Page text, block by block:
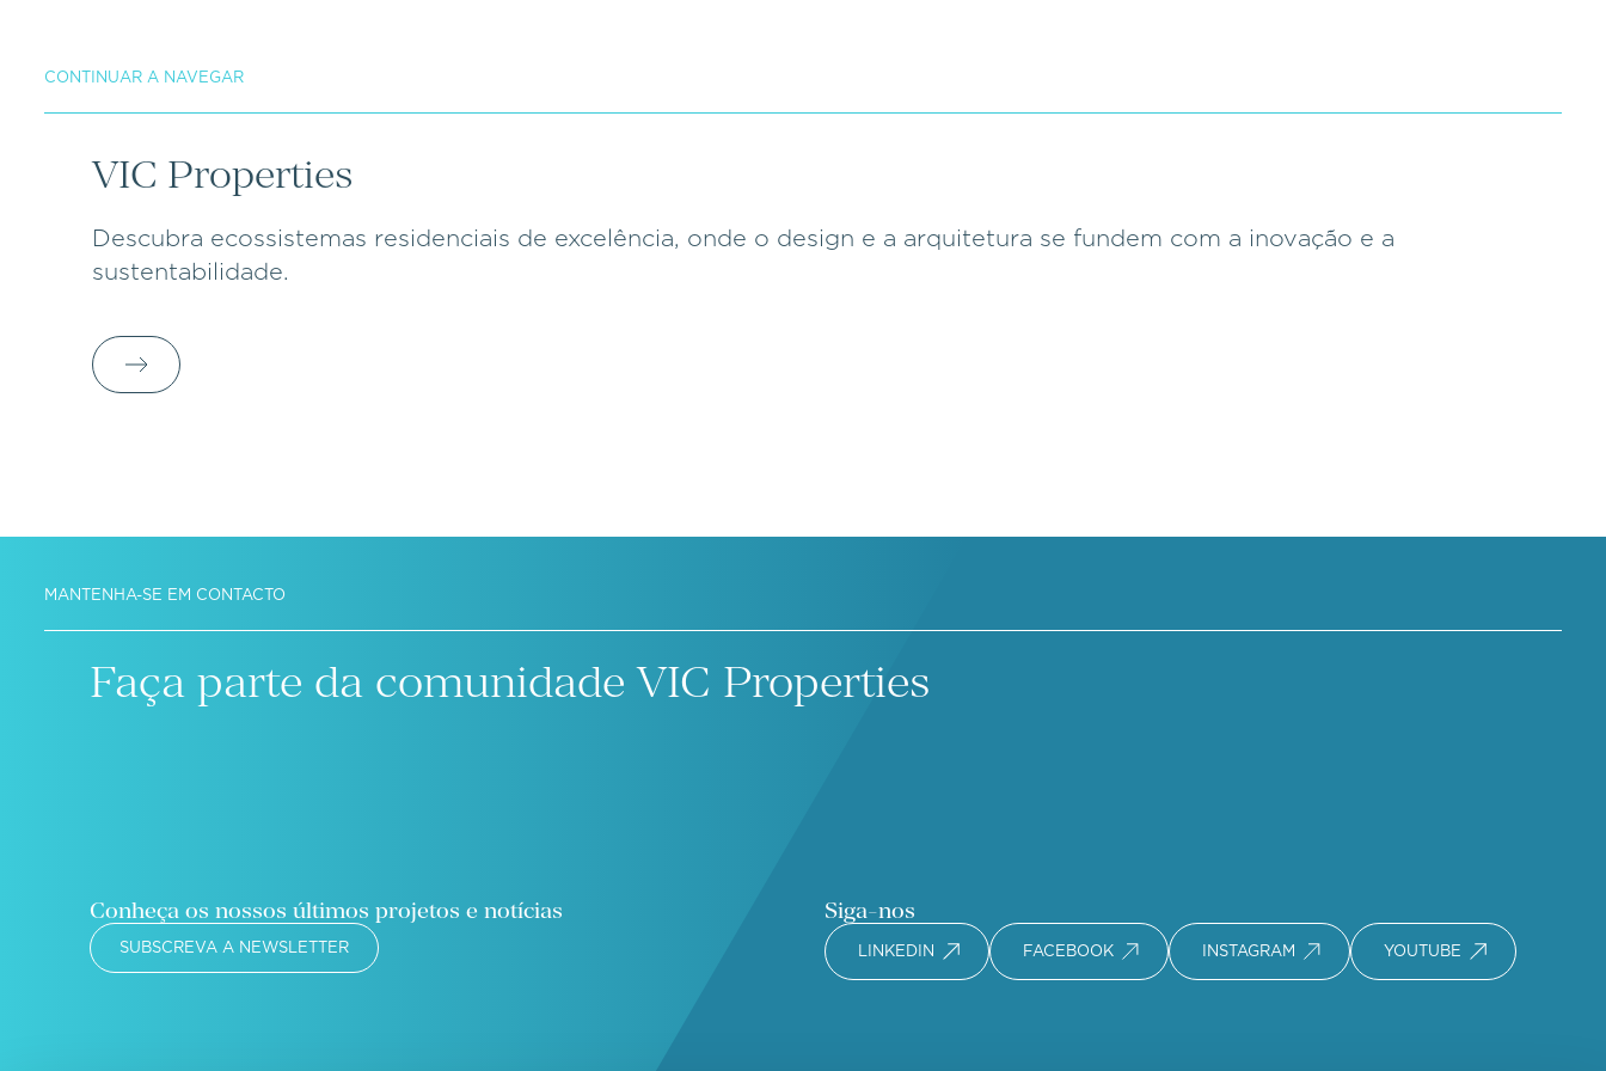
CONTINUAR A NAVEGAR
VIC Properties
Descubra ecossistemas residenciais de excelência, onde o design e a arquitetura se fundem com a inovação e a
sustentabilidade.
MANTENHA-SE EM CONTACTO
Faça parte da comunidade VIC Properties
Conheça os nossos últimos projetos e notícias
SUBSCREVA A NEWSLETTER
Siga-nos
LINKEDIN FACEBOOK INSTAGRAM YOUTUBE